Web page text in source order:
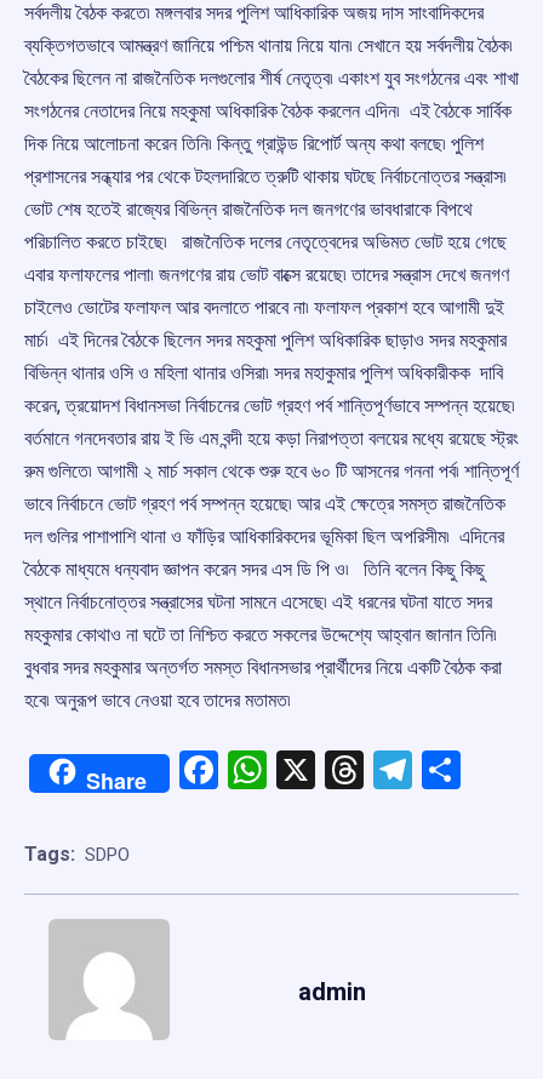
সর্বদলীয় বৈঠক করতে৷ মঙ্গলবার সদর পুলিশ আধিকারিক অজয় দাস সাংবাদিকদের
ব্যক্তিগতভাবে আমন্ত্রণ জানিয়ে পশ্চিম থানায় নিয়ে যান৷ সেখানে হয় সর্বদলীয় বৈঠক৷
বৈঠকের ছিলেন না রাজনৈতিক দলগুলোর শীর্ষ নেতৃত্ব৷ একাংশ যুব সংগঠনের এবং শাখা
সংগঠনের নেতাদের নিয়ে মহকুমা অধিকারিক বৈঠক করলেন এদিন৷ এই বৈঠকে সার্বিক
দিক নিয়ে আলোচনা করেন তিনি৷ কিন্তু গ্রাউন্ড রিপোর্ট অন্য কথা বলছে৷ পুলিশ
প্রশাসনের সন্ধ্যার পর থেকে টহলদারিতে ত্রুটি থাকায় ঘটছে নির্বাচনোত্তর সন্ত্রাস৷
ভোট শেষ হতেই রাজ্যের বিভিন্ন রাজনৈতিক দল জনগণের ভাবধারাকে বিপথে
পরিচালিত করতে চাইছে৷ রাজনৈতিক দলের নেতৃত্বেদের অভিমত ভোট হয়ে গেছে
এবার ফলাফলের পালা৷ জনগণের রায় ভোট বাক্সে রয়েছে৷ তাদের সন্ত্রাস দেখে জনগণ
চাইলেও ভোটের ফলাফল আর বদলাতে পারবে না৷ ফলাফল প্রকাশ হবে আগামী দুই
মার্চ৷ এই দিনের বৈঠকে ছিলেন সদর মহকুমা পুলিশ অধিকারিক ছাড়াও সদর মহকুমার
বিভিন্ন থানার ওসি ও মহিলা থানার ওসিরা৷ সদর মহাকুমার পুলিশ অধিকারীকক দাবি
করেন, ত্রয়োদশ বিধানসভা নির্বাচনের ভোট গ্রহণ পর্ব শান্তিপূর্ণভাবে সম্পন্ন হয়েছে৷
বর্তমানে গনদেবতার রায় ই ভি এম বন্দী হয়ে কড়া নিরাপত্তা বলয়ের মধ্যে রয়েছে স্ট্রং
রুম গুলিতে৷ আগামী ২ মার্চ সকাল থেকে শুরু হবে ৬০ টি আসনের গননা পর্ব৷ শান্তিপূর্ণ
ভাবে নির্বাচনে ভোট গ্রহণ পর্ব সম্পন্ন হয়েছে৷ আর এই ক্ষেত্রে সমস্ত রাজনৈতিক
দল গুলির পাশাপাশি থানা ও ফাঁড়ির আধিকারিকদের ভূমিকা ছিল অপরিসীম৷ এদিনের
বৈঠকে মাধ্যমে ধন্যবাদ জ্ঞাপন করেন সদর এস ডি পি ও৷ তিনি বলেন কিছু কিছু
স্থানে নির্বাচনোত্তর সন্ত্রাসের ঘটনা সামনে এসেছে৷ এই ধরনের ঘটনা যাতে সদর
মহকুমার কোথাও না ঘটে তা নিশ্চিত করতে সকলের উদ্দেশ্যে আহ্বান জানান তিনি৷
বুধবার সদর মহকুমার অন্তর্গত সমস্ত বিধানসভার প্রার্থীদের নিয়ে একটি বৈঠক করা
হবে৷ অনুরূপ ভাবে নেওয়া হবে তাদের মতামত৷
Share Facebook
WhatsApp
X Threads
Tags: SDPO
admin